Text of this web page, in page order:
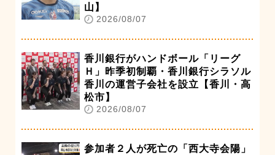
山】
2026/08/07
香川銀行がハンドボール「リーグ
Ｈ」昨季初制覇・香川銀行シラソル
香川の運営子会社を設立【香川・高
松市】
2026/08/07
参加者２人が死亡の「西大寺会陽」